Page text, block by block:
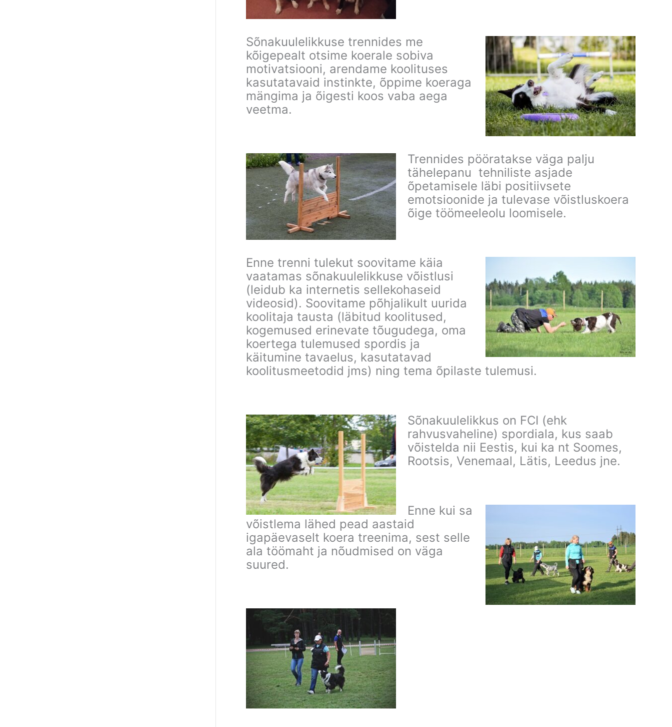
Sõnakuulelikkuse trennides me
kõigepealt otsime koerale sobiva
motivatsiooni, arendame koolituses
kasutatavaid instinkte, õppime koeraga
mängima ja õigesti koos vaba aega
veetma.
Trennides pööratakse väga palju
tähelepanu tehniliste asjade
õpetamisele läbi positiivsete
emotsioonide ja tulevase võistluskoera
õige töömeeleolu loomisele.
Enne trenni tulekut soovitame käia
vaatamas sõnakuulelikkuse võistlusi
(leidub ka internetis sellekohaseid
videosid). Soovitame põhjalikult uurida
koolitaja tausta (läbitud koolitused,
kogemused erinevate tõugudega, oma
koertega tulemused spordis ja
käitumine tavaelus, kasutatavad
koolitusmeetodid jms) ning tema õpilaste tulemusi.
Sõnakuulelikkus on FCI (ehk
rahvusvaheline) spordiala, kus saab
võistelda nii Eestis, kui ka nt Soomes,
Rootsis, Venemaal, Lätis, Leedus jne.
Enne kui sa
võistlema lähed pead aastaid
igapäevaselt koera treenima, sest selle
ala töömaht ja nõudmised on väga
suured.